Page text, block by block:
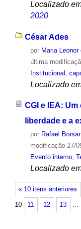
Localizado
2020
César Ades
por Maria Leonor
última
Institucional
Localizado
CGI e IEA:
liberdade e a
por Rafael
modificação27/
Evento interno,
Localizado
« 10 itens anteriores
10 11 12 13 …